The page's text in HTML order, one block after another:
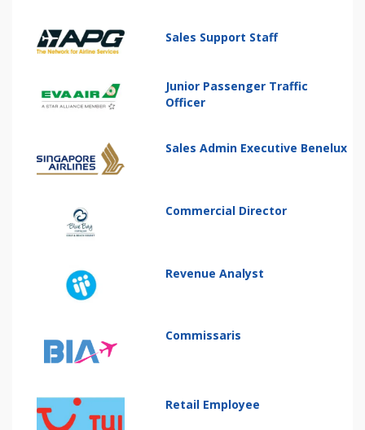
Sales Support Staff
Junior Passenger Traffic
Officer
Sales Admin Executive Benelux
Commercial Director
Revenue Analyst
Commissaris
Retail Employee